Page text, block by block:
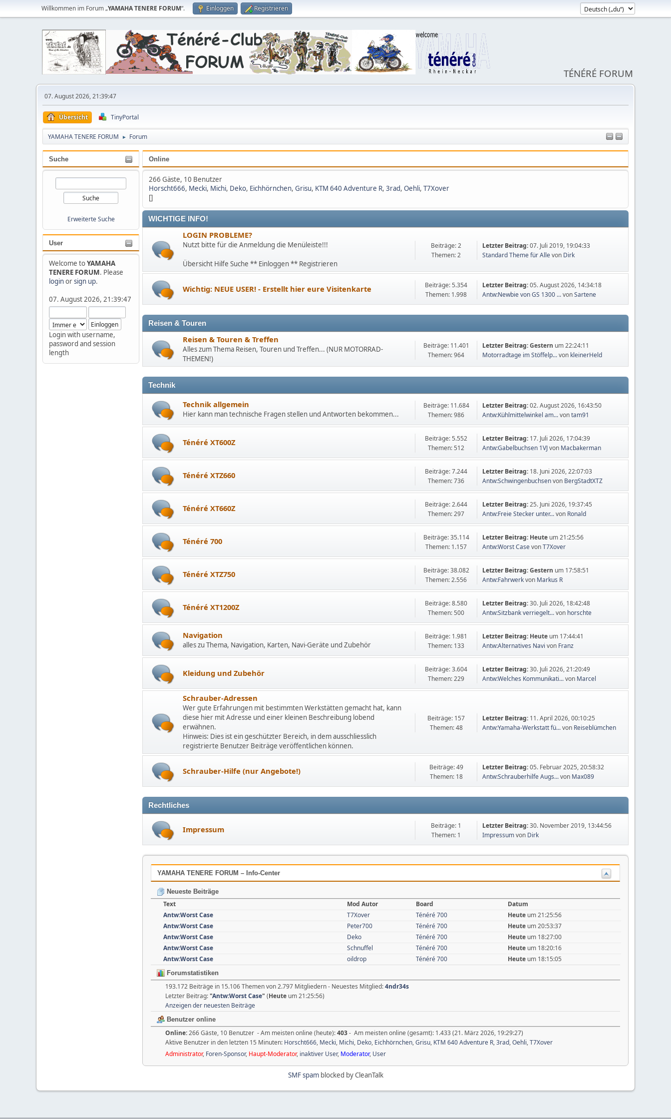
Willkommen im Forum „YAMAHA TENERE FORUM“. Einloggen Registrieren
TÉNÉRÉ FORUM
07. August 2026, 21:39:47
Übersicht TinyPortal
YAMAHA TENERE FORUM ► Forum
Suche
Erweiterte Suche
User
Welcome toYAMAHA
TENERE FORUM. Please
loginorsign up.
07. August 2026, 21:39:47
Login with username,
password and session
length
Online
266 Gäste, 10 Benutzer
Horscht666, Mecki, Michi, Deko, Eichhörnchen, Grisu, KTM 640 Adventure R, 3rad, Oehli, T7Xover
[]
WICHTIGE INFO!
LOGIN PROBLEME?
Nutzt bitte für die Anmeldung die Menüleiste!!!
Übersicht Hilfe Suche ** Einloggen ** Registrieren
Beiträge: 2
Themen: 2
Letzter Beitrag:07. Juli 2019, 19:04:33
Standard Theme für Allevon Dirk
Wichtig: NEUE USER! - Erstellt hier eure Visitenkarte
Beiträge: 5.354
Themen: 1.998
Letzter Beitrag:05. August 2026, 14:34:18
Antw:Newbie von GS 1300 ...vonSartene
Reisen & Touren
Reisen & Touren & Treffen
Alles zum Thema Reisen, Touren und Treffen... (NUR MOTORRAD-
THEMEN!)
Beiträge: 11.401
Themen: 964
Letzter Beitrag:Gestern um 22:24:11
Motorradtage im Stöffelp...von kleinerHeld
Technik
Technik allgemein
Hier kann man technische Fragen stellen und Antworten bekommen...
Beiträge: 11.684
Themen: 986
Letzter Beitrag:02. August 2026, 16:43:50
Antw:Kühlmittelwinkel am...vontam91
Ténéré XT600Z
Beiträge: 5.552
Themen: 512
Letzter Beitrag: 17. Juli 2026, 17:04:39
Antw:Gabelbuchsen 1VJvon Macbakerman
Ténéré XTZ660
Beiträge: 7.244
Themen: 736
Letzter Beitrag: 18. Juni 2026, 22:07:03
Antw:Schwingenbuchsenvon BergStadtXTZ
Ténéré XT660Z
Beiträge: 2.644
Themen: 297
Letzter Beitrag:25. Juni 2026, 19:37:45
Antw:Freie Stecker unter...von Ronald
Ténéré 700
Beiträge: 35.114
Themen: 1.157
Letzter Beitrag: Heute um 21:25:56
Antw:Worst CasevonT7Xover
Ténéré XTZ750
Beiträge: 38.082
Themen: 2.556
Letzter Beitrag:Gestern um 17:58:51
Antw:Fahrwerkvon Markus R
Ténéré XT1200Z
Beiträge: 8.580
Themen: 500
Letzter Beitrag:30. Juli 2026, 18:42:48
Antw:Sitzbank verriegelt...von horschte
Navigation
alles zu Thema, Navigation, Karten, Navi-Geräte und Zubehör
Beiträge: 1.981
Themen: 133
Letzter Beitrag: Heute um 17:44:41
Antw:Alternatives Navi von Franz
Kleidung und Zubehör
Beiträge: 3.604
Themen: 229
Letzter Beitrag:30. Juli 2026, 21:20:49
Antw:Welches Kommunikati...von Marcel
Schrauber-Adressen
Wer gute Erfahrungen mit bestimmten Werkstätten gemacht hat, kann
diese hier mit Adresse und einer kleinen Beschreibung lobend
erwähnen.
Hinweis: Dies ist ein geschützter Bereich, in dem ausschliesslich
registrierte Benutzer Beiträge veröffentlichen können.
Beiträge: 157
Themen: 48
Letzter Beitrag: 11. April 2026, 00:10:25
Antw:Yamaha-Werkstatt fü...von Reiseblümchen
Schrauber-Hilfe (nur Angebote!)
Beiträge: 49
Themen: 18
Letzter Beitrag:05. Februar 2025, 20:58:32
Antw:Schrauberhilfe Augs...von Max089
Rechtliches
Impressum
Beiträge: 1
Themen: 1
Letzter Beitrag:30. November 2019, 13:44:56
Impressumvon Dirk
YAMAHA TENERE FORUM – Info-Center
Neueste Beiträge
Text Mod Autor Board
Datum
Antw:Worst Case
T7Xover Ténéré 700 Heute um 21:25:56
Antw:Worst Case
Peter700 Ténéré 700 Heute um 20:53:37
Antw:Worst Case
Deko Ténéré 700 Heute um 18:27:00
Antw:Worst Case
Schnuffel Ténéré 700 Heute um 18:20:16
Antw:Worst Case
oildrop Ténéré 700 Heute um 18:15:05
Forumstatistiken
193.172 Beiträge in 15.106 Themen von 2.797 Mitgliedern - Neuestes Mitglied:4ndr34s
Letzter Beitrag:"Antw:Worst Case" (Heute um 21:25:56)
Anzeigen der neuesten Beiträge
Benutzer online
Online:266 Gäste, 10 Benutzer - Am meisten online (heute):403- Am meisten online (gesamt): 1.433 (21. März 2026, 19:29:27)
Aktive Benutzer in den letzten 15 Minuten: Horscht666, Mecki, Michi, Deko, Eichhörnchen,Grisu, KTM 640 Adventure R,3rad,Oehli,T7Xover
Administrator, Foren-Sponsor, Haupt-Moderator, inaktiver User, Moderator, User
SMF spamblocked by CleanTalk